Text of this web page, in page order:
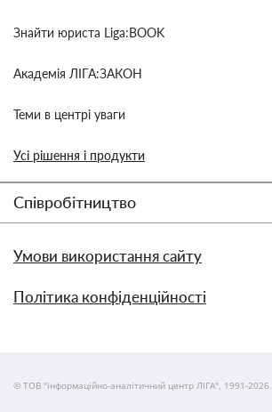
Знайти юриста Liga:BOOK
Академія ЛІГА:ЗАКОН
Теми в центрі уваги
Усі рішення і продукти
Співробітництво
Умови використання сайту
Політика конфіденційності
© ТОВ "інформаційно-аналітичний центр ЛІГА", 1991-2026.